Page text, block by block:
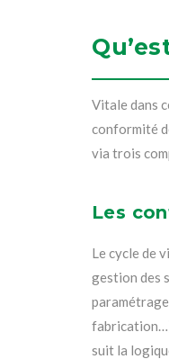
Vitale dans
conformité
via trois
Les
Le cycle de
gestion des
suit la